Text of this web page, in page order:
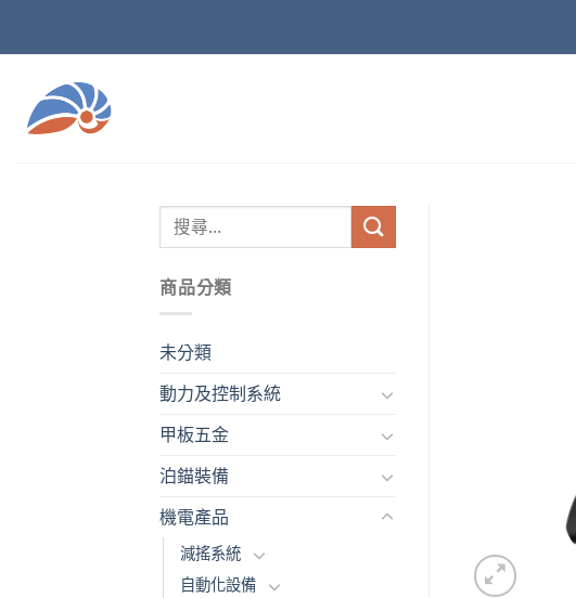
商品分類
未分類
動力及控制系統
甲板五金
泊錨裝備
機電產品
減搖系統
自動化設備